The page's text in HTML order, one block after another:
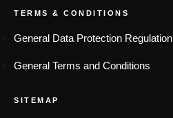
TERMS & CONDITIONS
General Data Protection Regulation
General Terms and Conditions
SITEMAP